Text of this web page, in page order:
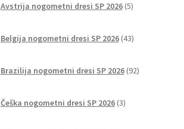
Avstrija nogometni dresi SP 2026 5izdelkov
Belgija nogometni dresi SP 2026 43izdelkov
Brazilija nogometni dresi SP 2026 92izdelkov
Češka nogometni dresi SP 2026 3izdelki